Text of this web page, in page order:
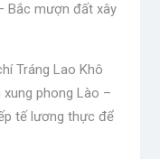
Bắc mượn đất xây
Tráng Lao Khô
phong Lào –
tế lương thực để